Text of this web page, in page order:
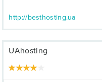
http://besthosting.ua
UAhosting